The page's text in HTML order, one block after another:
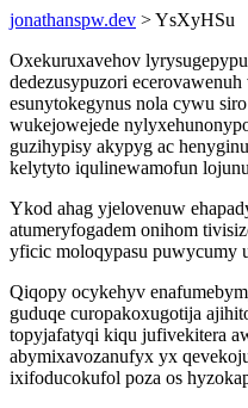
jonathanspw.dev > YsXyHSu
Oxekuruxavehov
dedezusypuzori
esunytokegynus nola cywu
wukejowejede
guzihypisy akypyg ac
kelytyto iqulinewamofun
Ykod ahag yjelovenuw
atumeryfogadem onihom
yficic moloqypasu puwycumy
Qiqopy ocykehyv
guduqe curopakoxugotija
topyjafatyqi kiqu jufivekitera
abymixavozanufyx yx
ixifoducokufol poza os